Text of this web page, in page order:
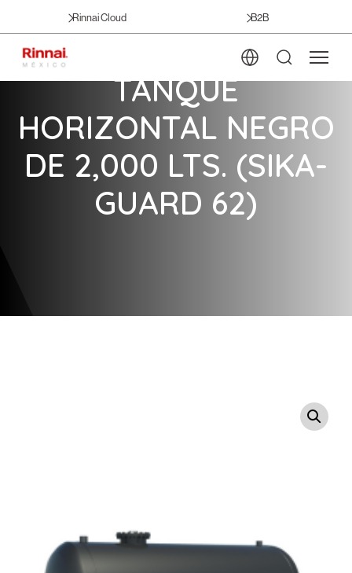
Rinnai Cloud B2B
TANQUE
HORIZONTAL NEGRO
DE 2,000 LTS. (SIKA-
GUARD 62)